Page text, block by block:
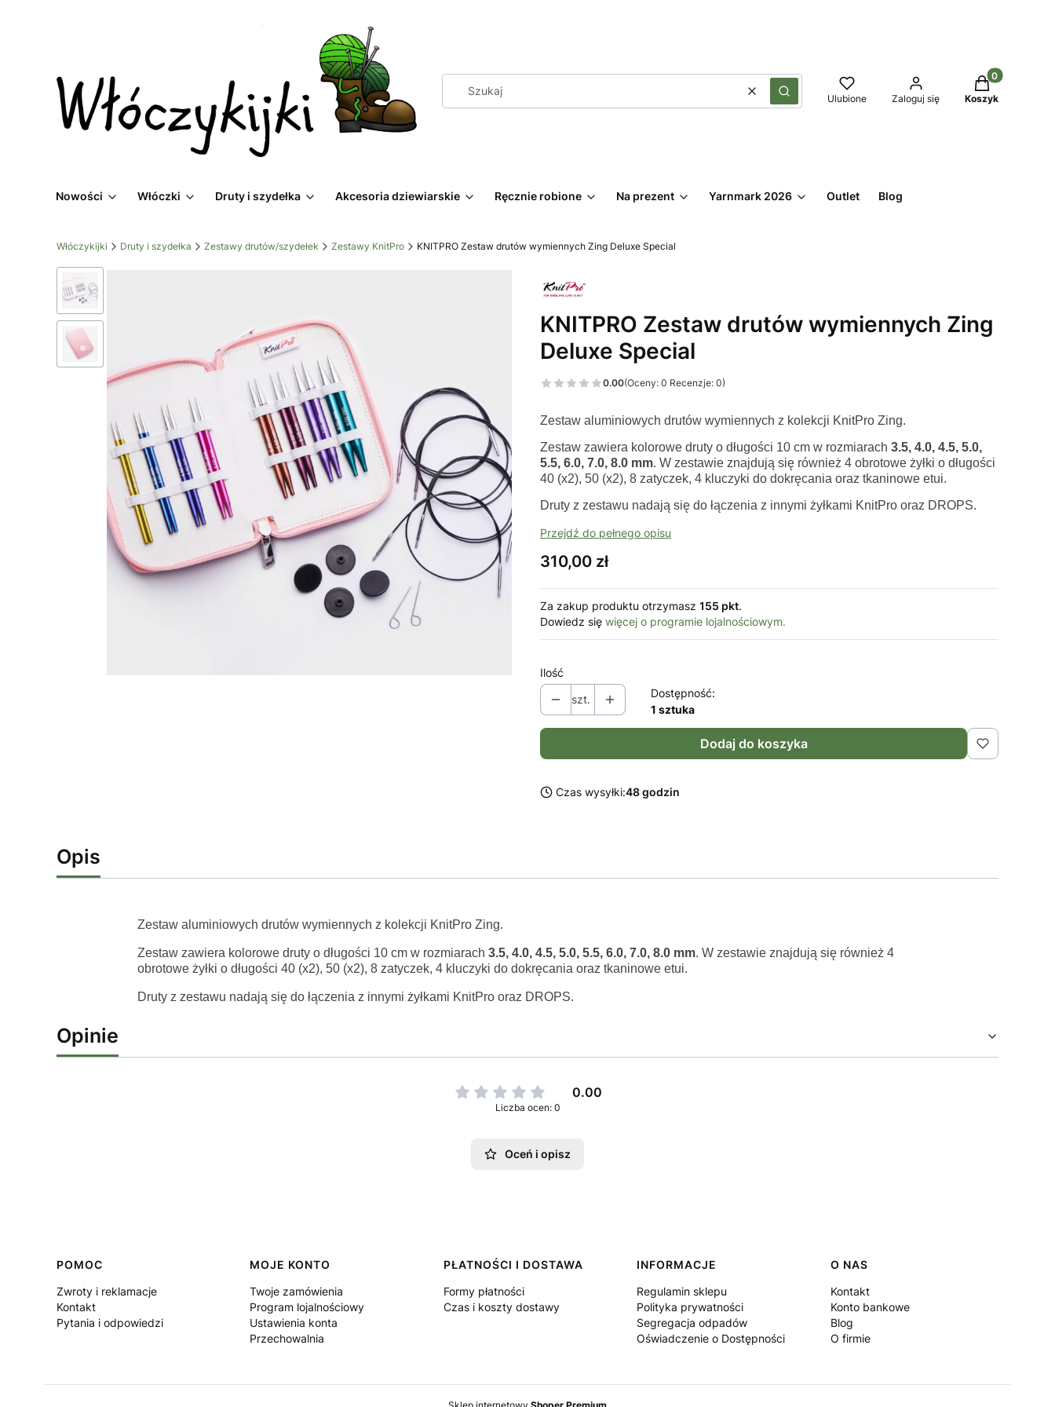
WyczyśćSzukaj Ulubione Zaloguj się
Produkty w
Koszyk
Nowości Włóczki Druty i szydełka Akcesoria dziewiarskie Ręcznie robione Na prezent Yarnmark 2026 Outlet Blog
Włóczykijki Druty i szydełka Zestawy drutów/szydełek Zestawy KnitPro KNITPRO Zestaw drutów wymiennych Zing Deluxe Special
KNITPRO Zestaw drutów wymiennych Zing
Deluxe Special
0.00(Oceny: 0 Recenzje: 0)
Zestaw aluminiowych drutów wymiennych z kolekcji KnitPro Zing.
Zestaw zawiera kolorowe druty o długości 10 cm w rozmiarach 3.5, 4.0, 4.5, 5.0,
5.5, 6.0, 7.0, 8.0 mm. W zestawie znajdują się również 4 obrotowe żyłki o długości
40 (x2), 50 (x2), 8 zatyczek, 4 kluczyki do dokręcania oraz tkaninowe etui.
Druty z zestawu nadają się do łączenia z innymi żyłkami KnitPro oraz DROPS.
Przejdź do pełnego opisu
Cena
310,00 zł
Za zakup produktu otrzymasz 155 pkt.
Dowiedz się więcej o programie lojalnościowym.
Ilość
szt.
Dostępność:
1 sztuka
Dodaj do koszyka
Czas wysyłki:48 godzin
Opis
Zestaw aluminiowych drutów wymiennych z kolekcji KnitPro Zing.
Zestaw zawiera kolorowe druty o długości 10 cm w rozmiarach 3.5, 4.0, 4.5, 5.0, 5.5, 6.0, 7.0, 8.0 mm. W zestawie znajdują się również 4
obrotowe żyłki o długości 40 (x2), 50 (x2), 8 zatyczek, 4 kluczyki do dokręcania oraz tkaninowe etui.
Druty z zestawu nadają się do łączenia z innymi żyłkami KnitPro oraz DROPS.
Opinie
0.00
Liczba ocen: 0
Oceń i opisz
Linki w stopce
POMOC
Zwroty i reklamacje
Kontakt
Pytania i odpowiedzi
MOJE KONTO
Twoje zamówienia
Program lojalnościowy
Ustawienia konta
Przechowalnia
PŁATNOŚCI I DOSTAWA
Formy płatności
Czas i koszty dostawy
INFORMACJE
Regulamin sklepu
Polityka prywatności
Segregacja odpadów
Oświadczenie o Dostępności
O NAS
Kontakt
Konto bankowe
Blog
O firmie